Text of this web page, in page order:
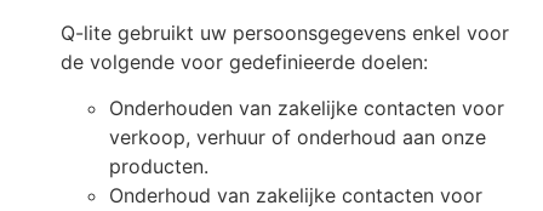
Q-lite gebruikt uw persoonsgegevens enkel voor
de volgende voor gedefinieerde doelen:
Onderhouden van zakelijke contacten voor
verkoop, verhuur of onderhoud aan onze
producten.
Onderhoud van zakelijke contacten voor